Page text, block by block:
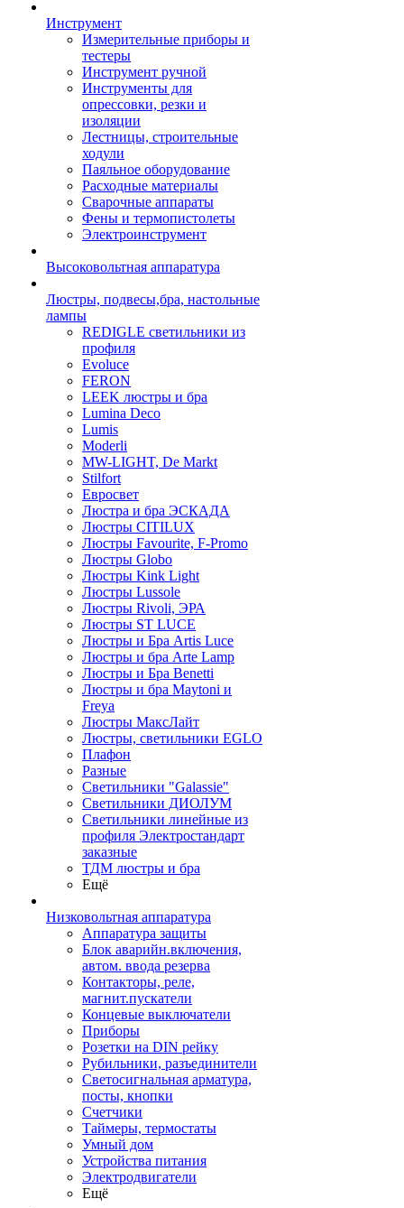
Инструмент
Измерительные приборы и
тестеры
Инструмент ручной
Инструменты для
опрессовки, резки и
изоляции
Лестницы, строительные
ходули
Паяльное оборудование
Расходные материалы
Сварочные аппараты
Фены и термопистолеты
Электроинструмент
Высоковольтная аппаратура
Люстры, подвесы,бра, настольные
лампы
REDIGLE светильники из
профиля
Evoluce
FERON
LEEK люстры и бра
Lumina Deco
Lumis
Moderli
MW-LIGHT, De Markt
Stilfort
Евросвет
Люстра и бра ЭСКАДА
Люстры CITILUX
Люстры Favourite, F-Promo
Люстры Globo
Люстры Kink Light
Люстры Lussole
Люстры Rivoli, ЭРА
Люстры ST LUCE
Люстры и Бра Artis Luce
Люстры и бра Arte Lamp
Люстры и Бра Benetti
Люстры и бра Maytoni и
Freya
Люстры МаксЛайт
Люстры, светильники EGLO
Плафон
Разные
Светильники "Galassie"
Светильники ДИОЛУМ
Светильники линейные из
профиля Электростандарт
заказные
ТДМ люстры и бра
Ещё
Низковольтная аппаратура
Аппаратура защиты
Блок аварийн.включения,
автом. ввода резерва
Контакторы, реле,
магнит.пускатели
Концевые выключатели
Приборы
Розетки на DIN рейку
Рубильники, разъединители
Светосигнальная арматура,
посты, кнопки
Счетчики
Таймеры, термостаты
Умный дом
Устройства питания
Электродвигатели
Ещё